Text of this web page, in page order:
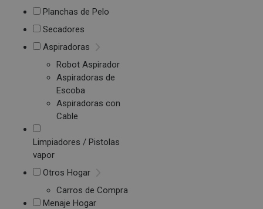
Planchas de Pelo
Secadores
Aspiradoras
Robot Aspirador
Aspiradoras de
Escoba
Aspiradoras con
Cable
Limpiadores / Pistolas
vapor
Otros Hogar
Carros de Compra
Menaje Hogar